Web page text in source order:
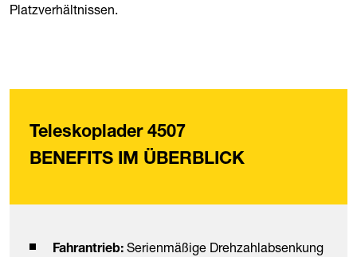
Platzverhältnissen.
Teleskoplader 4507
BENEFITS IM ÜBERBLICK
Fahrantrieb: Serienmäßige Drehzahlabsenkung